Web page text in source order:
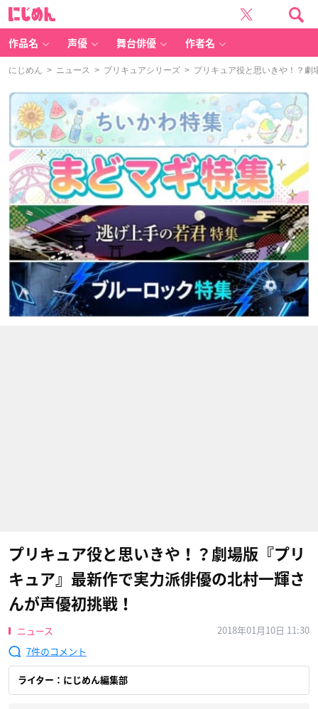
作品名 声優 舞台俳優 作者名
にじめん > ニュース > プリキュアシリーズ > プリキュア役と思いきや！？劇
プリキュア役と思いきや！？劇場版『プリ
キュア』最新作で実力派俳優の北村一輝さ
んが声優初挑戦！
ニュース
2018年01月10日 11:30
7
ライター：にじめん編集部